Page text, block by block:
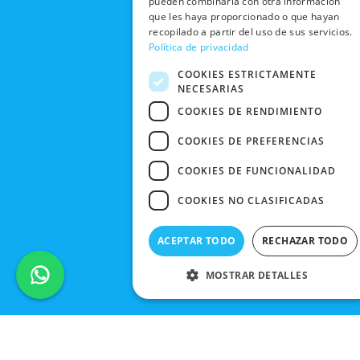
BLACK
FRIDAY
PEDIDO
que les haya proporcionado o que hayan
recopilado a partir del uso de sus servicios.
Política de privacidad
COOKIES ESTRICTAMENTE
NECESARIAS
COOKIES DE RENDIMIENTO
COOKIES DE PREFERENCIAS
COOKIES DE FUNCIONALIDAD
COOKIES NO CLASIFICADAS
ACEPTAR TODO RECHAZAR TODO
MOSTRAR DETALLES